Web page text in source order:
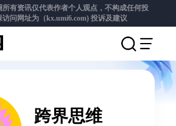
有资讯仅代表作者个人观点，不构成任何投
问网址为（kx.umi6.com) 投诉及建议
跨界思维